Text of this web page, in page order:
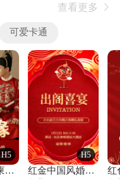
查看更多 
可爱卡通
H5
轻奢婚礼请柬婚礼邀请函结婚照请帖
H5
红金中国风婚礼请柬出阁喜宴嫁女请帖出阁宴